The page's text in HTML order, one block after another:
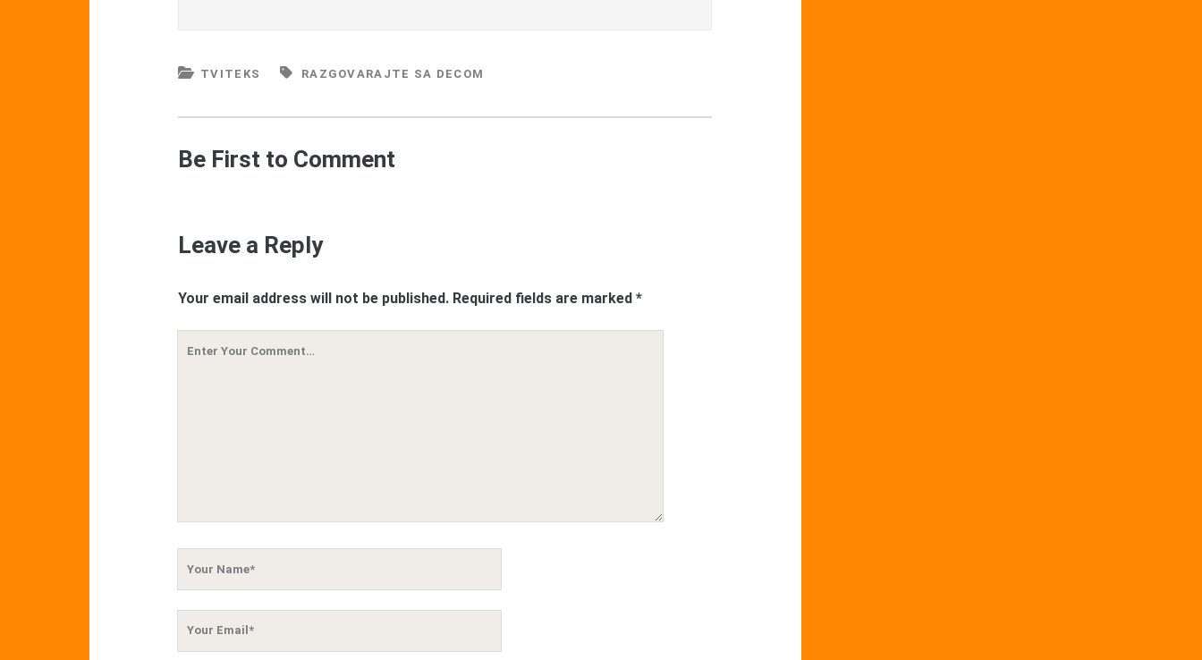
TVITEKS RAZGOVARAJTE SA DECOM
Be First to Comment
Leave a Reply
Your email address will not be published. Required fields are marked*